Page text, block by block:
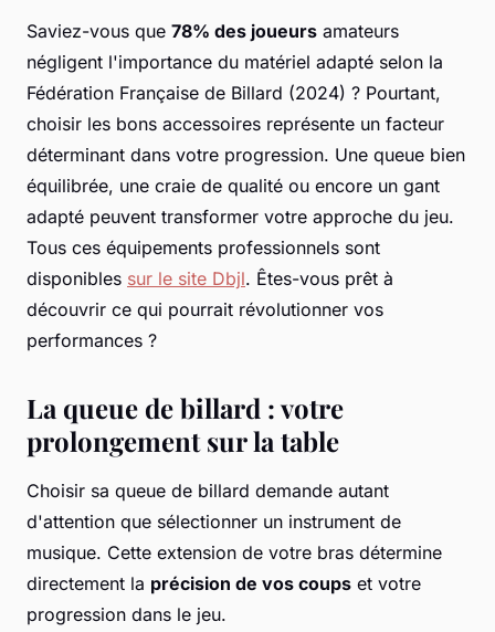
Saviez-vous que 78% des joueurs amateurs
négligent l'importance du matériel adapté selon la
Fédération Française de Billard (2024) ? Pourtant,
choisir les bons accessoires représente un facteur
déterminant dans votre progression. Une queue bien
équilibrée, une craie de qualité ou encore un gant
adapté peuvent transformer votre approche du jeu.
Tous ces équipements professionnels sont
disponibles sur le site Dbjl. Êtes-vous prêt à
découvrir ce qui pourrait révolutionner vos
performances ?
La queue de billard : votre
prolongement sur la table
Choisir sa queue de billard demande autant
d'attention que sélectionner un instrument de
musique. Cette extension de votre bras détermine
directement la précision de vos coups et votre
progression dans le jeu.